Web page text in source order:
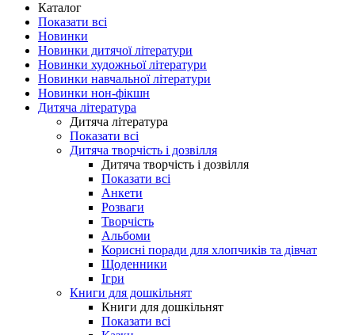
Каталог
Показати всі
Новинки
Новинки дитячої літератури
Новинки художньої літератури
Новинки навчальної літератури
Новинки нон-фікшн
Дитяча література
Дитяча література
Показати всі
Дитяча творчість і дозвілля
Дитяча творчість і дозвілля
Показати всі
Анкети
Розваги
Творчість
Альбоми
Корисні поради для хлопчиків та дівчат
Щоденники
Ігри
Книги для дошкільнят
Книги для дошкільнят
Показати всі